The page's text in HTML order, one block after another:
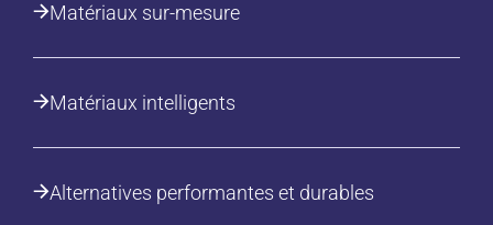
Matériaux sur-mesure
Matériaux intelligents
Alternatives performantes et durables